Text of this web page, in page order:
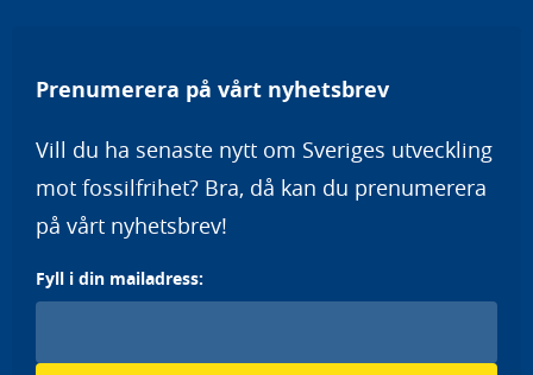
Prenumerera på vårt nyhetsbrev
Vill du ha senaste nytt om Sveriges utveckling
mot fossilfrihet? Bra, då kan du prenumerera
på vårt nyhetsbrev!
Fyll i din mailadress: